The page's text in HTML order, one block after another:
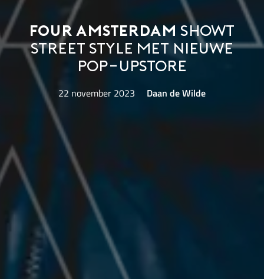
FOUR Amsterdam showt
street style met nieuwe
pop-upstore
22 november 2023 Daan de Wilde